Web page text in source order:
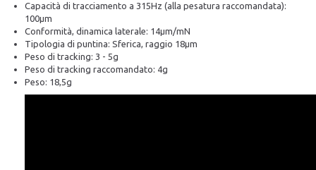
Capacità di tracciamento a 315Hz (alla pesatura raccomandata):
100µm
Conformità, dinamica laterale: 14µm/mN
Tipologia di puntina: Sferica, raggio 18µm
Peso di tracking: 3 - 5g
Peso di tracking raccomandato: 4g
Peso: 18,5g